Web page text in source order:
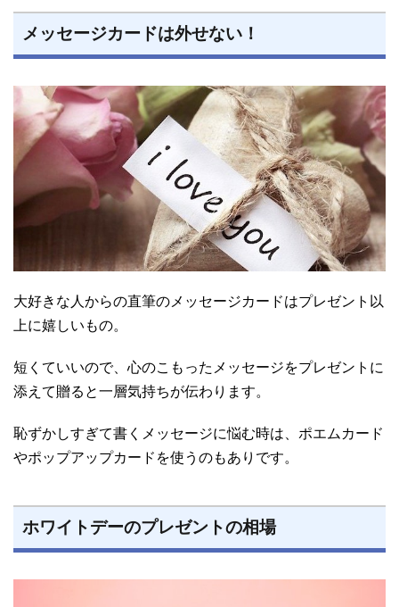
メッセージカードは外せない！
大好きな人からの直筆のメッセージカードはプレゼント以
上に嬉しいもの。
短くていいので、心のこもったメッセージをプレゼントに
添えて贈ると一層気持ちが伝わります。
恥ずかしすぎて書くメッセージに悩む時は、ポエムカード
やポップアップカードを使うのもありです。
ホワイトデーのプレゼントの相場